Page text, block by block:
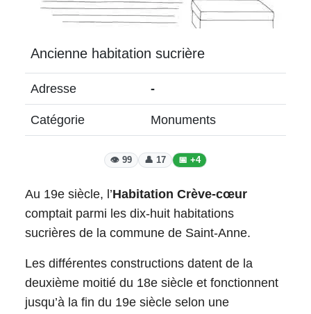
Ancienne habitation sucrière
Adresse -
Catégorie Monuments
👁️ 99 👤 17 📅 +4
Au 19e siècle, l’Habitation Crève-cœur
comptait parmi les dix-huit habitations
sucrières de la commune de Saint-Anne.
Les différentes constructions datent de la
deuxième moitié du 18e siècle et fonctionnent
jusqu’à la fin du 19e siècle selon une